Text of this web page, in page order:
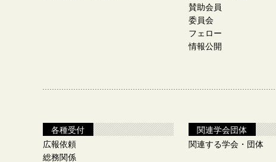
賛助会員
委員会
フェロー
情報公開
各種受付
広報依頼
総務関係
関連学会団体
関連する学会・団体